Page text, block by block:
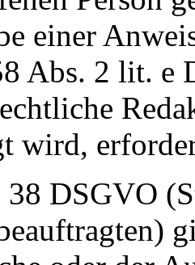
einer
Abs. 2 lit. e
wird,
DSGVO